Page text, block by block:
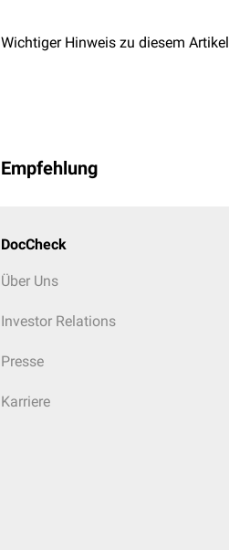
Wichtiger Hinweis zu diesem Artikel
Empfehlung
DocCheck
Über Uns
Investor Relations
Presse
Karriere